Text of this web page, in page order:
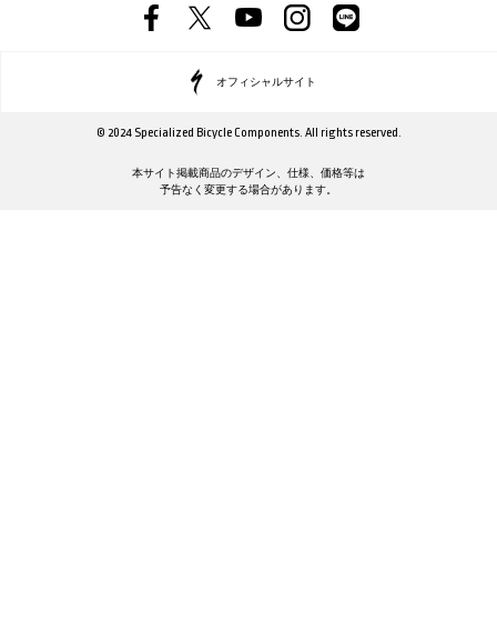
オフィシャルサイト
© 2024 Specialized Bicycle Components. All rights reserved.
本サイト掲載商品のデザイン、仕様、価格等は
予告なく変更する場合があります。